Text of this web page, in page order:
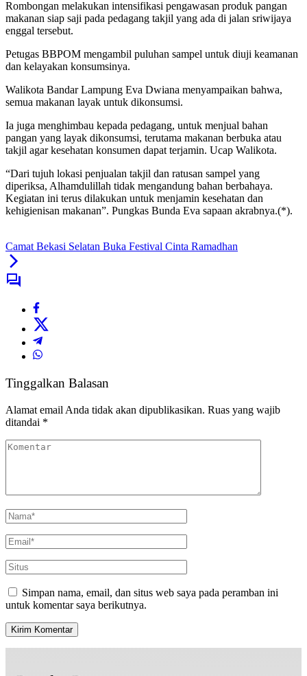
Rombongan melakukan intensifikasi pengawasan produk pangan
makanan siap saji pada pedagang takjil yang ada di jalan sriwijaya
enggal tersebut.
Petugas BBPOM mengambil puluhan sampel untuk diuji keamanan
dan kelayakan konsumsinya.
Walikota Bandar Lampung Eva Dwiana menyampaikan bahwa,
semua makanan layak untuk dikonsumsi.
Ia juga menghimbau kepada pedagang, untuk menjual bahan
pangan yang layak dikonsumsi, terutama makanan berbuka atau
takjil agar kesehatan konsumen dapat terjamin. Ucap Walikota.
“Dari tujuh lokasi penjualan takjil dan ratusan sampel yang
diperiksa, Alhamdulillah tidak mengandung bahan berbahaya.
Kegiatan ini terus dilakukan untuk menjamin kesehatan dan
kehigienisan makanan”. Pungkas Bunda Eva sapaan akrabnya.(*).
Camat Bekasi Selatan Buka Festival Cinta Ramadhan
Tinggalkan Balasan
Alamat email Anda tidak akan dipublikasikan. Ruas yang wajib
ditandai *
Simpan nama, email, dan situs web saya pada peramban ini
untuk komentar saya berikutnya.